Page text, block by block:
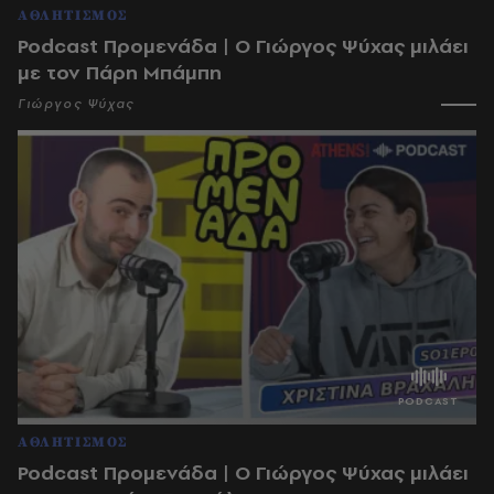
ΑΘΛΗΤΙΣΜΟΣ
Podcast Προμενάδα | Ο Γιώργος Ψύχας μιλάει
με τον Πάρη Μπάμπη
Γιώργος Ψύχας
ΑΘΛΗΤΙΣΜΟΣ
Podcast Προμενάδα | Ο Γιώργος Ψύχας μιλάει